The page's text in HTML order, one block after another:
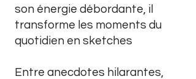
son énergie débordante, il
transforme les moments du
quotidien en sketches
Entre anecdotes hilarantes,